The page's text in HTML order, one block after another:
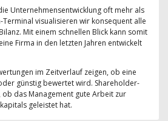
Unternehmensentwicklung oft mehr als
visualisieren wir konsequent alle
Mit einem schnellen Blick kann somit
Firma in den letzten Jahren entwickelt
im Zeitverlauf zeigen, ob eine
günstig bewertet wird. Shareholder-
ob das Management gute Arbeit zur
geleistet hat.